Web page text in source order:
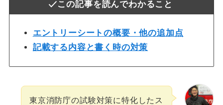
この記事を読んでわかること
エントリーシートの概要・他の追加点
記載する内容と書く時の対策
東京消防庁の試験対策に特化したス